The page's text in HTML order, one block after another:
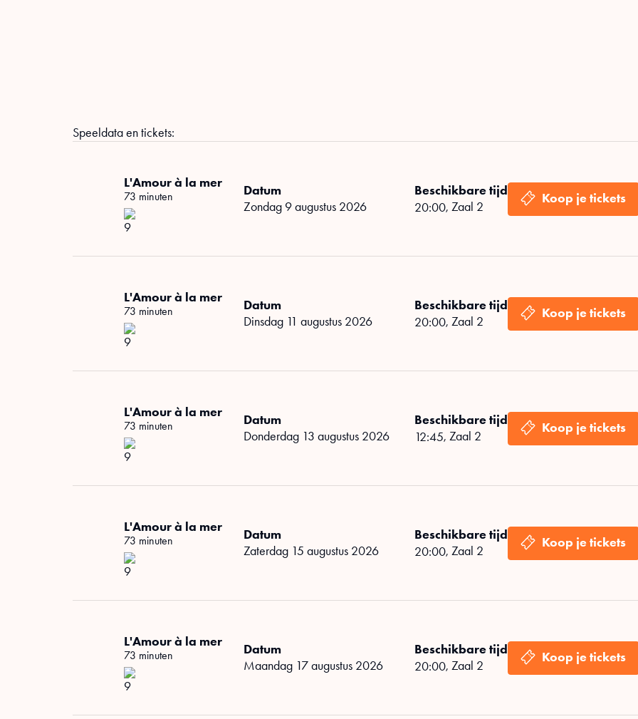
Speeldata en tickets:
L'Amour à la mer
73 minuten
Datum
zondag 9 augustus 2026
Beschikbare tijd
20:00, Zaal 2
L'Amour à la mer
73 minuten
Datum
dinsdag 11 augustus 2026
Beschikbare tijd
20:00, Zaal 2
L'Amour à la mer
73 minuten
Datum
donderdag 13 augustus 2026
Beschikbare tijd
12:45, Zaal 2
L'Amour à la mer
73 minuten
Datum
zaterdag 15 augustus 2026
Beschikbare tijd
20:00, Zaal 2
L'Amour à la mer
73 minuten
Datum
maandag 17 augustus 2026
Beschikbare tijd
20:00, Zaal 2